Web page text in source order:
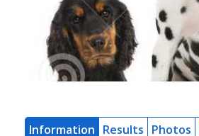
Information Results Photos